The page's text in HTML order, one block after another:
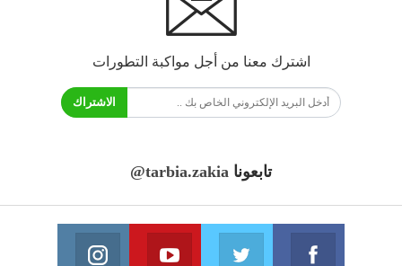
اشترك معنا من أجل مواكبة التطورات
الاشتراك
تابعونا @tarbia.zakia
فايسبوك يوتيوب